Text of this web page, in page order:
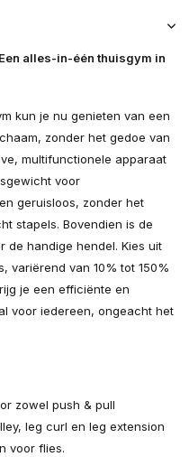
alles-in-één thuisgym in
kun je nu genieten van een
zonder het gedoe van
multifunctionele apparaat
voor
geruisloos, zonder het
stapels. Bovendien is de
de handige hendel. Kies uit
variërend van 10% tot 150%
je een efficiënte en
voor iedereen, ongeacht het
zowel push & pull
leg curl en leg extension
voor flies.